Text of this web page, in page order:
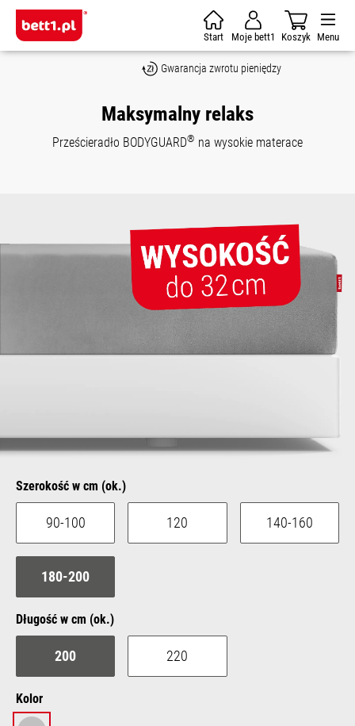
Skip to main content
Start Moje bett1 Koszyk Menu
Gwarancja zwrotu pieniędzy
Maksymalny relaks
Prześcieradło BODYGUARD® na wysokie materace
Select
Szerokość w cm (ok.)
90-100 120 140-160
180-200
Select
Długość w cm (ok.)
200 220
Select
Kolor